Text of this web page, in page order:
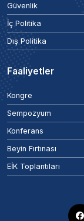
Güvenlik
İç Politika
Dış Politika
Faaliyetler
Kongre
Sempozyum
Konferans
Beyin Fırtınası
EİK Toplantıları